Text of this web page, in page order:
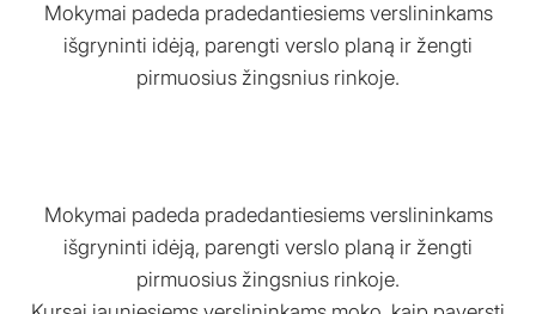
Mokymai padeda pradedantiesiems verslininkams
išgryninti idėją, parengti verslo planą ir žengti
pirmuosius žingsnius rinkoje.
Mokymai padeda pradedantiesiems verslininkams
išgryninti idėją, parengti verslo planą ir žengti
pirmuosius žingsnius rinkoje.